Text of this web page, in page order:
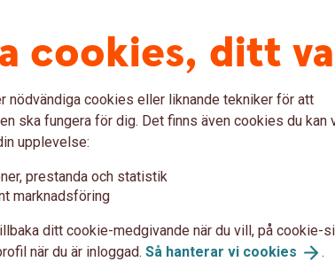
Jämför våra
cookies, ditt
nödvändiga cookies eller liknande tekniker för att
ska fungera för dig. Det finns även cookies du kan
upplevelse:
prestanda och statistik
marknadsföring
ditt cookie-medgivande när du vill, på cookie-
när du är inloggad. Så hanterar vi cookies .